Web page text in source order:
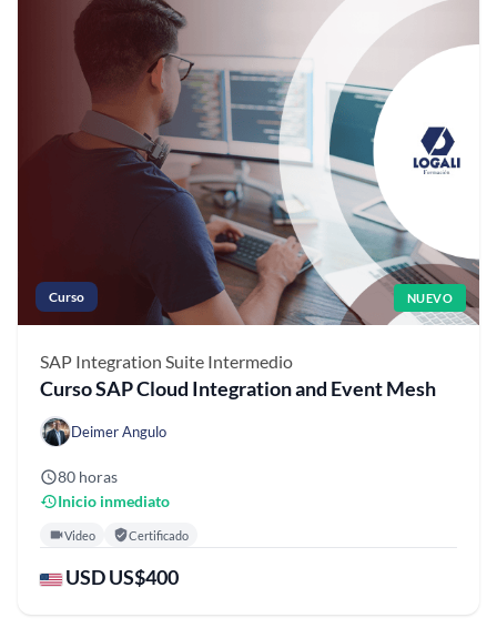
Curso NUEVO
SAP Integration Suite Intermedio
Curso SAP Cloud Integration and Event Mesh
Deimer Angulo
80 horas
Inicio inmediato
Video Certificado
USD US$400